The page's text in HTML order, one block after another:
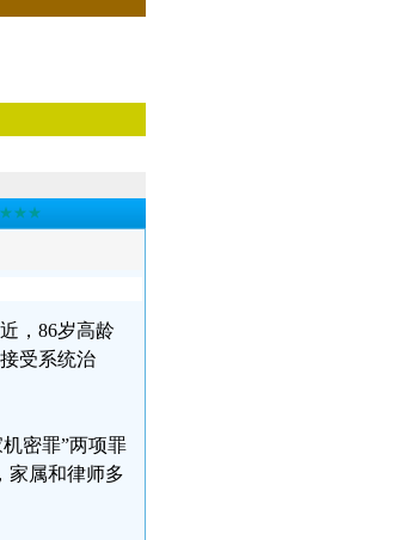
★★★
，86岁高龄
受系统治
密罪”两项罪
家属和律师多